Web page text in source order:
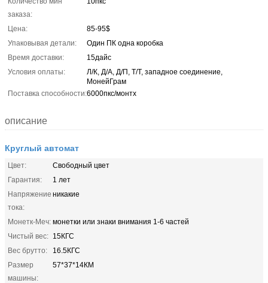
заказа:
Цена:
85-95$
Упаковывая детали:
Один ПК одна коробка
Время доставки:
15дайс
Условия оплаты:
Л/К, Д/А, Д/П, Т/Т, западное соединение,
МонейГрам
Поставка способности:6000пкс/монтх
описание
Круглый автомат
Цвет:
Свободный цвет
Гарантия:
1 лет
Напряжение
тока:
никакие
Монетк-Меч: монетки или знаки внимания 1-6 частей
Чистый вес: 15КГС
Вес брутто:
16.5КГС
Размер
машины:
57*37*14КМ